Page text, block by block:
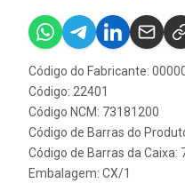
Código do Fabricante:
Código: 22401
Código NCM: 73181200
Código de Barras do
Código de Barras da Caixa:
Embalagem: CX/1